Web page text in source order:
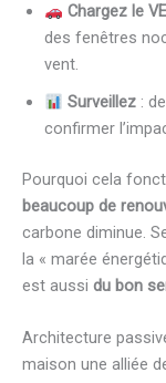
Chargez le
des fenêtres
vent.
Surveillez:
confirmer
Pourquoi cela
beaucoup de
carbone diminue.
la « marée
est aussi du bon
Architecture
maison une alliée